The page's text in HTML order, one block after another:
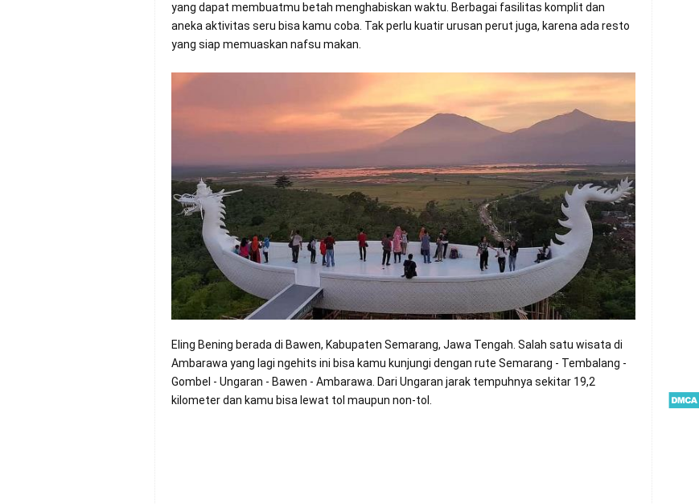
yang dapat membuatmu betah menghabiskan waktu. Berbagai fasilitas komplit dan
aneka aktivitas seru bisa kamu coba. Tak perlu kuatir urusan perut juga, karena ada resto
yang siap memuaskan nafsu makan.
Eling Bening berada di Bawen, Kabupaten Semarang, Jawa Tengah. Salah satu wisata di
Ambarawa yang lagi ngehits ini bisa kamu kunjungi dengan rute Semarang - Tembalang -
Gombel - Ungaran - Bawen - Ambarawa. Dari Ungaran jarak tempuhnya sekitar 19,2
kilometer dan kamu bisa lewat tol maupun non-tol.